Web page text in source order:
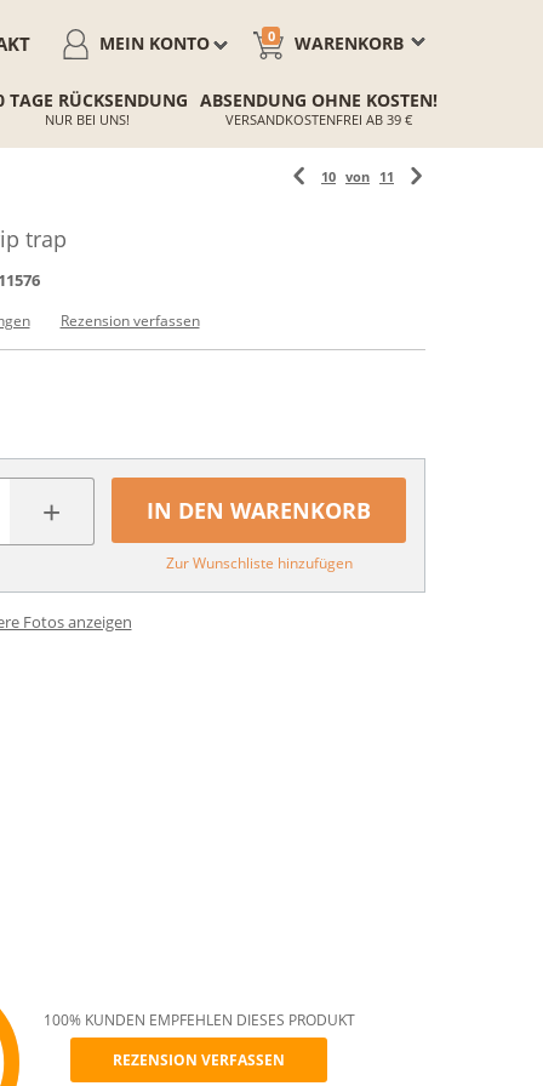
WARENKORB
0
MEIN KONTO
TAGE RÜCKSENDUNG
NUR BEI UNS!
ABSENDUNG OHNE KOSTEN!
VERSANDKOSTENFREI AB 39 €
10 von 11
trap
11576
Rezension verfassen
+ IN DEN WARENKORB
Zur Wunschliste hinzufügen
Fotos anzeigen
100% KUNDEN EMPFEHLEN DIESES PRODUKT
REZENSION VERFASSEN